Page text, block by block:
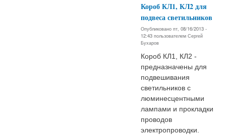
Короб КЛ1, КЛ2 для
подвеса светильников
Опубликовано пт, 08/16/2013 -
12:43 пользователем Сергей
Бухаров
Короб КЛ1, КЛ2 -
предназначены для
подвешивания
светильников с
люминесцентными
лампами и прокладки
проводов
электропроводки.